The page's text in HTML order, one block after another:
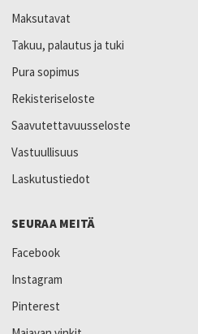
Maksutavat
Takuu, palautus ja tuki
Pura sopimus
Rekisteriseloste
Saavutettavuusseloste
Vastuullisuus
Laskutustiedot
SEURAA MEITÄ
Facebook
Instagram
Pinterest